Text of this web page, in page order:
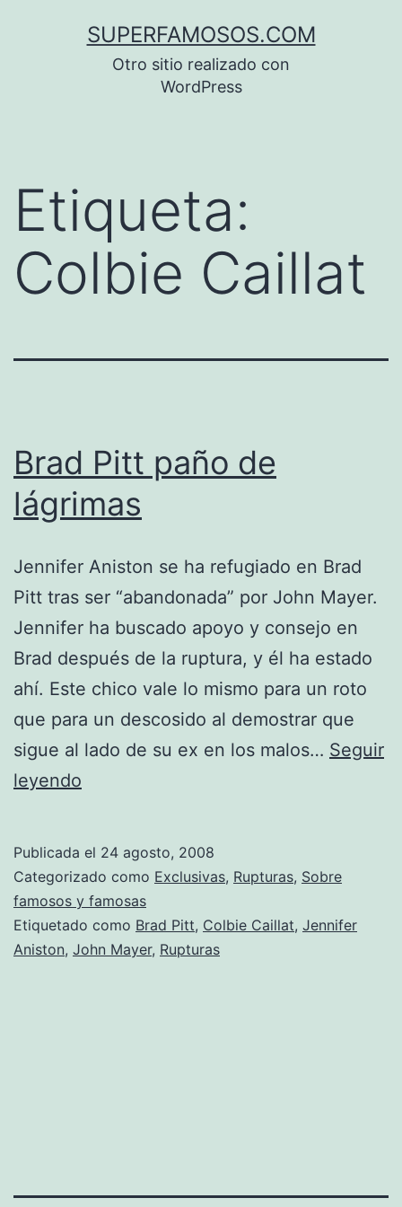
SUPERFAMOSOS.COM
Otro sitio realizado con
WordPress
Etiqueta:
Colbie Caillat
Brad Pitt paño de
lágrimas
Jennifer Aniston se ha refugiado en Brad
Pitt tras ser “abandonada” por John Mayer.
Jennifer ha buscado apoyo y consejo en
Brad después de la ruptura, y él ha estado
ahí. Este chico vale lo mismo para un roto
que para un descosido al demostrar que
sigue al lado de su ex en los malos… Seguir
leyendo
de
lágrimas
Publicada el 24 agosto, 2008
Categorizado como Exclusivas, Rupturas, Sobre
famosos y famosas
Etiquetado como Brad Pitt, Colbie Caillat, Jennifer
Aniston, John Mayer, Rupturas